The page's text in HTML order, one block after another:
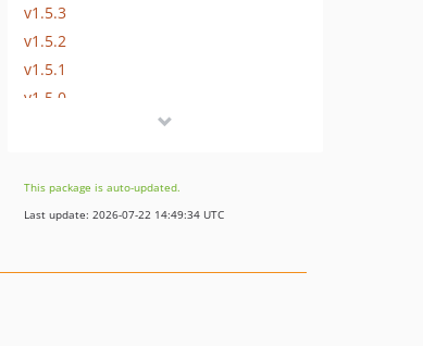
v1.5.3
v1.5.2
v1.5.1
v1.5.0
This package is auto-updated.
Last update: 2026-07-22 14:49:34 UTC